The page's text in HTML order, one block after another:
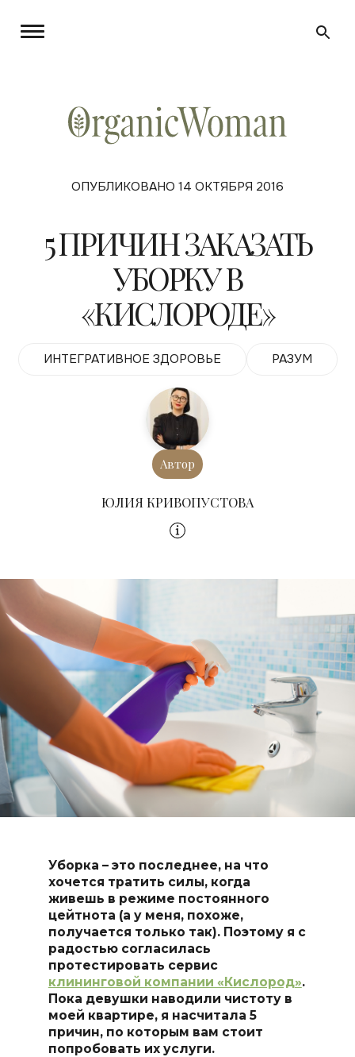
ОПУБЛИКОВАНО 14 ОКТЯБРЯ 2016
5 ПРИЧИН ЗАКАЗАТЬ
УБОРКУ В
«КИСЛОРОДЕ»
ИНТЕГРАТИВНОЕ ЗДОРОВЬЕ РАЗУМ
Автор
ЮЛИЯ КРИВОПУСТОВА
Уборка – это последнее, на что
хочется тратить силы, когда
живешь в режиме постоянного
цейтнота (а у меня, похоже,
получается только так). Поэтому я с
радостью согласилась
протестировать сервис
клининговой компании «Кислород».
Пока девушки наводили чистоту в
моей квартире, я насчитала 5
причин, по которым вам стоит
попробовать их услуги.